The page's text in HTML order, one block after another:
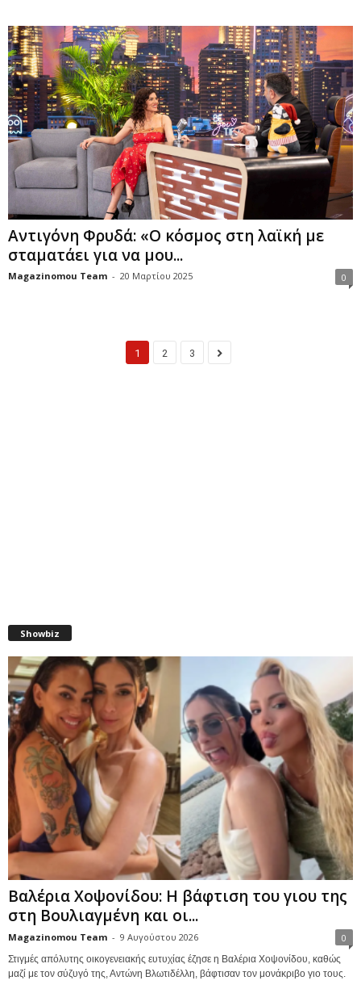
Αντιγόνη Φρυδά: «Ο κόσμος στη λαϊκή με
σταματάει για να μου...
Magazinomou Team - 20 Μαρτίου 2025 0
1 2 3
Showbiz
Βαλέρια Χοψονίδου: Η βάφτιση του γιου της
στη Βουλιαγμένη και οι...
Magazinomou Team - 9 Αυγούστου 2026 0
Στιγμές απόλυτης οικογενειακής ευτυχίας έζησε η Βαλέρια Χοψονίδου, καθώς
μαζί με τον σύζυγό της, Αντώνη Βλωτιδέλλη, βάφτισαν τον μονάκριβο γιο τους.